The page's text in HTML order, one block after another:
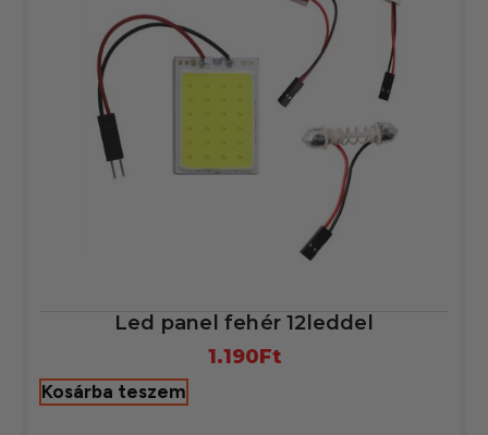
Led panel fehér 12leddel
1.190Ft
Kosárba teszem